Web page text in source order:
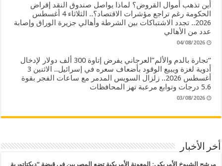
أين تذهب أموال القروض؟ لماذا يواصل صندوق النقد إقراض
الحكومة رغم تراجع مؤشرات الاقتصاد؟.. الثلاثاء 4 أغسطس
2026.. تجدد الاشتباكات بين الشرطة وأهالي جزيرة الوراق وإصابة
عدد من الأهالي
04/08/2026
“تجارة بالدم والألم”العرجاني يفرض إتاوة 300 ألف دولار لإدخال
أدوية لغزة ويبيع الوقود بأضعاف سعره في إسرائيل.. الاثنين 3
أغسطس 2026.. زلزال السويس المدمر مع ساعات الفجر بقوة
5.6 درجات وتوابع مرعبة تهز المحافظات
03/08/2026
أخر الأخبار
مرشح الشيوخ الأمريكي: المعونة الأمريكية تضع المصريين في قبضة “ديكتاتورية